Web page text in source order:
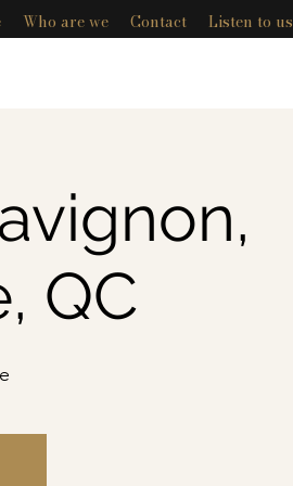
Who are we Contact Listen to us
QC